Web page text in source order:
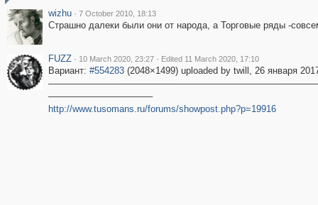
wizhu · 7 October 2010, 18:13
Страшно далеки были они от народа, а Торговые ряды -
FUZZ · 10 March 2020, 23:27 · Edited 11 March 2020, 17:10
Вариант: #554283(2048×1499) uploaded by twill, 26 января
–––––––––––––––––––––
http://www.tusomans.ru/forums/showpost.php?p=19916